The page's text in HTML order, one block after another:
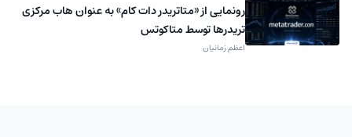
رونمایی از «متاتریدر دات کام» به عنوان هاب مرکزی
تریدرها توسط متاکوتس
اعظم زمانیان